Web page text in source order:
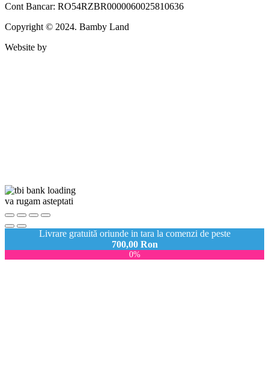
Cont Bancar: RO54RZBR0000060025810636
Copyright © 2024. Bamby Land
Website by
va rugam asteptati
Livrare gratuită oriunde in tara la comenzi de peste
700,00 Ron
0%